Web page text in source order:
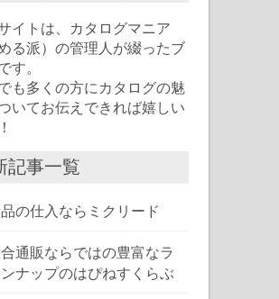
イトは、カタログマニア
める派）の管理人が綴ったブ
す。
も多くの方にカタログの魅
いてお伝えできれば嬉しい
記事一覧
の仕入ならミクリード
通販ならではの豊富なラ
ナップのはぴねすくらぶ